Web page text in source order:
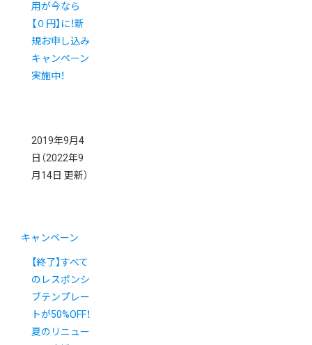
用が今なら
【０円】に！新
規お申し込み
キャンペーン
実施中！
2019年9月4
日 （2022年9
月14日 更新）
キャンペーン
【終了】すべて
のレスポンシ
ブテンプレー
トが50%OFF！
夏のリニュー